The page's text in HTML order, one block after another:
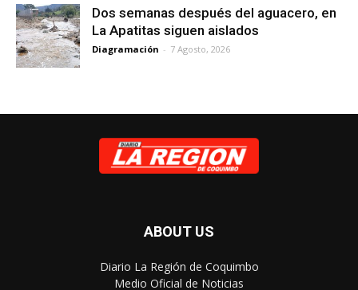
Dos semanas después del aguacero, en
La Apatitas siguen aislados
Diagramación - 7 Agosto, 2026
ABOUT US
Diario La Región de Coquimbo
Medio Oficial de Noticias